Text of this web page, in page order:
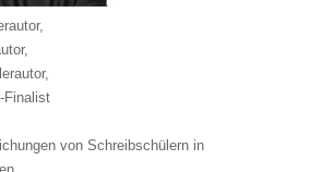
Finalist
von Schreibschülern in